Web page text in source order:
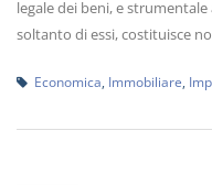
legale dei beni, e
soltanto di essi, costituisce
Economica Immobiliare